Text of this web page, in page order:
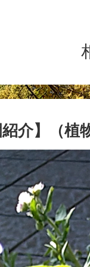
紹介】（